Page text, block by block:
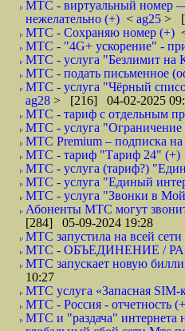
МТС - виртуальный номер —
нежелательно (+) < ag25 >
МТС - Сохраняю номер (+)
МТС - "4G+ ускорение" -
МТС - услуга "Безлимит
МТС - подать письменное
МТС - услуга "Чёрный
ag28 > [216] 04-02-2025
МТС - тариф с отдельным
МТС - услуга "Ограничение
МТС Premium – подписка
МТС - тариф "Тариф 24" (+)
МТС - услуга (тариф?)
МТС - услуга "Единый
МТС - услуга "Звонки в
Абоненты МТС могут
[284] 05-09-2024 19:28
МТС запустила на всей
МТС - ОБЪЕДИНЕНИЕ /
МТС запускает новую
10:27
МТС услуга «Запасная SIM-
МТС - Россия - отчетность
МТС и "раздача" интернета